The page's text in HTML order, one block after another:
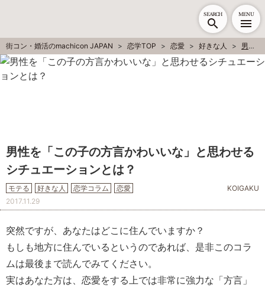
SEARCH MENU
街コン・婚活のmachicon JAPAN 恋学TOP 恋愛 好きな人 男性を「この子の方言かわいいな」と思わせるシチュエーションとは？
男性を「この子の方言かわいいな」と思わせる
シチュエーションとは？
モテる 好きな人 恋学コラム 恋愛
KOIGAKU
2017.11.29
突然ですが、あなたはどこに住んでいますか？
もしも地方に住んでいるというのであれば、是非このコラ
ムは最後まで読んでみてください。
実はあなた方は、恋愛をする上では非常に強力な「方言」